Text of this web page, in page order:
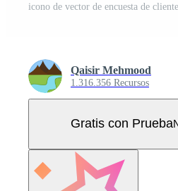
icono de vector de encuesta de
Qaisir Mehmood
1.316.356 Recursos
Gratis con Prueba